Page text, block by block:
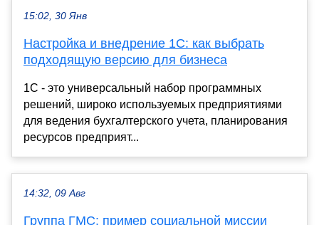
15:02, 30 Янв
Настройка и внедрение 1С: как выбрать
подходящую версию для бизнеса
1С - это универсальный набор программных
решений, широко используемых предприятиями
для ведения бухгалтерского учета, планирования
ресурсов предприят...
14:32, 09 Авг
Группа ГМС: пример социальной миссии